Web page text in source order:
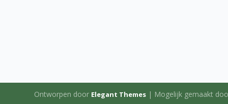
Ontworpen door Elegant Themes | Mogelijk gemaakt